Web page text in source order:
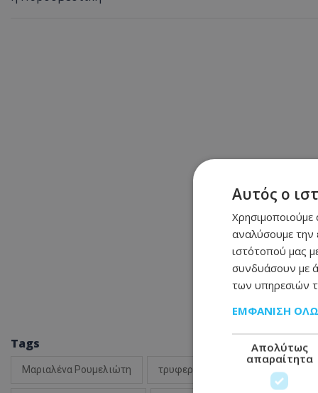
Tags
Μαριαλένα Ρουμελιώτη τρυφερή φωτογραφία
Αυτός ο
Χρησιμοποιούμε
αναλύσουμε την
ιστότοπού μας
συνδυάσουν με
των υπηρεσιών
ΕΜΦΆΝΙΣΗ
Απολύτως
απαραίτητα